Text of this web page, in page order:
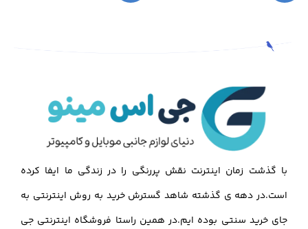
با گذشت زمان اینترنت نقش پررنگی را در زندگی ما ایفا کرده
است.در دهه ی گذشته شاهد گسترش خرید به روش اینترنتی به
جای خرید سنتی بوده ایم.در همین راستا فروشگاه اینترنتی جی